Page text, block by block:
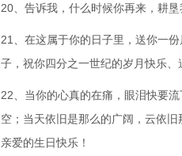
20、告诉我，什么时候你再来，耕
21、在这属于你的日子里，送你一
子，祝你四分之一世纪的岁月快乐、
22、当你的心真的在痛，眼泪快要
空；当天依旧是那么的广阔，云依
亲爱的生日快乐！